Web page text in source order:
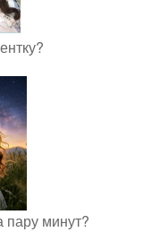
пару минут?